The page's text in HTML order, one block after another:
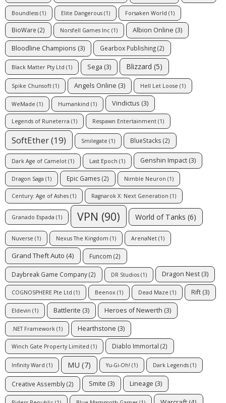
Boundless (1) Elite Dangerous (1) Forsaken World (1)
BioWare (2) Norsfell Games Inc (1) Albion Online (3)
Bloodline Champions (3) Gearbox Publishing(2)
Black Matter Pty Ltd (1) Sega (3) Blizzard (5)
Spike Chunsoft (1) Angels Online (3) Hell Let Loose (1)
WeMade (1) Humankind (1) Vindictus (3)
Legends of Runeterra (1) Respawn Entertainment (1)
SoftEther(19) Smilegate (1) BlueStacks (2)
Dark Age of Camelot (1) Last Epoch (1) Genshin Impact (3)
Dragon Saga (1) Epic Games (2) Nimble Neuron (1)
Century: Age of Ashes (1) Ragnarok X: Next Generation (1)
Granado Espada (1) VPN (90) World of Tanks (6)
Nuverse (1) Nexus The Kingdom (1) ArenaNet (1)
Grand Theft Auto (4) Funcom (2)
Daybreak Game Company(2) DR Studios (1) Dragon Nest (3)
COGNOSPHERE Pte Ltd (1) Beenox (1) Dead Maze (1) Rift (3)
Eldevin (1) Battlerite (3) Heroes of Newerth (3)
.NET Framework (1) Hearthstone (3)
Winch Gate Property Limited (1) Diablo Immortal (2)
Infinity Ward (1) MU (7) Yu-Gi-Oh! (1) Dark Legends (1)
Creative Assembly(2) Smite (3) Lineage (3)